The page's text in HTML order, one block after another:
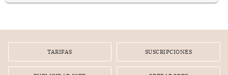
por la frustrada realización de un meet and greet con
TARIFAS SUSCRIPCIONES